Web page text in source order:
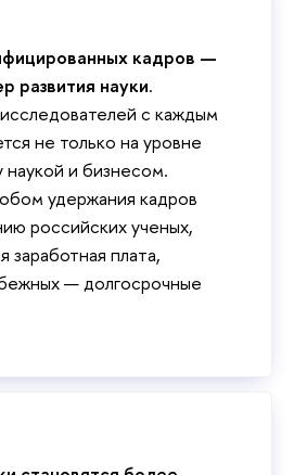
кадров —
развития науки.
с каждым
не только на уровне
и бизнесом.
удержания кадров
российских ученых,
заработная плата,
— долгосрочные